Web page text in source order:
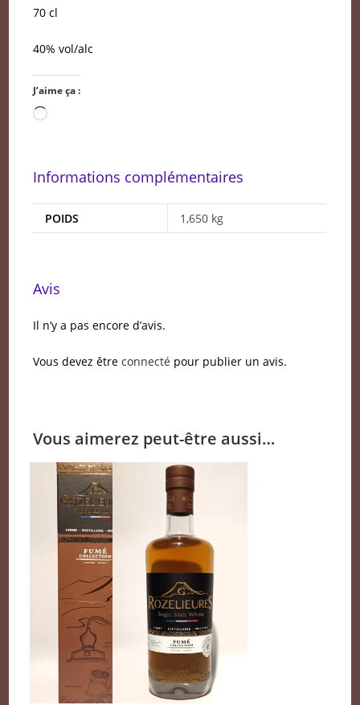
70 cl
40% vol/alc
J’aime ça :
Chargement…
Informations complémentaires
POIDS 1,650 kg
Avis
Il n’y a pas encore d’avis.
Vous devez êtreconnecté pour publier un avis.
Vous aimerez peut-être aussi…